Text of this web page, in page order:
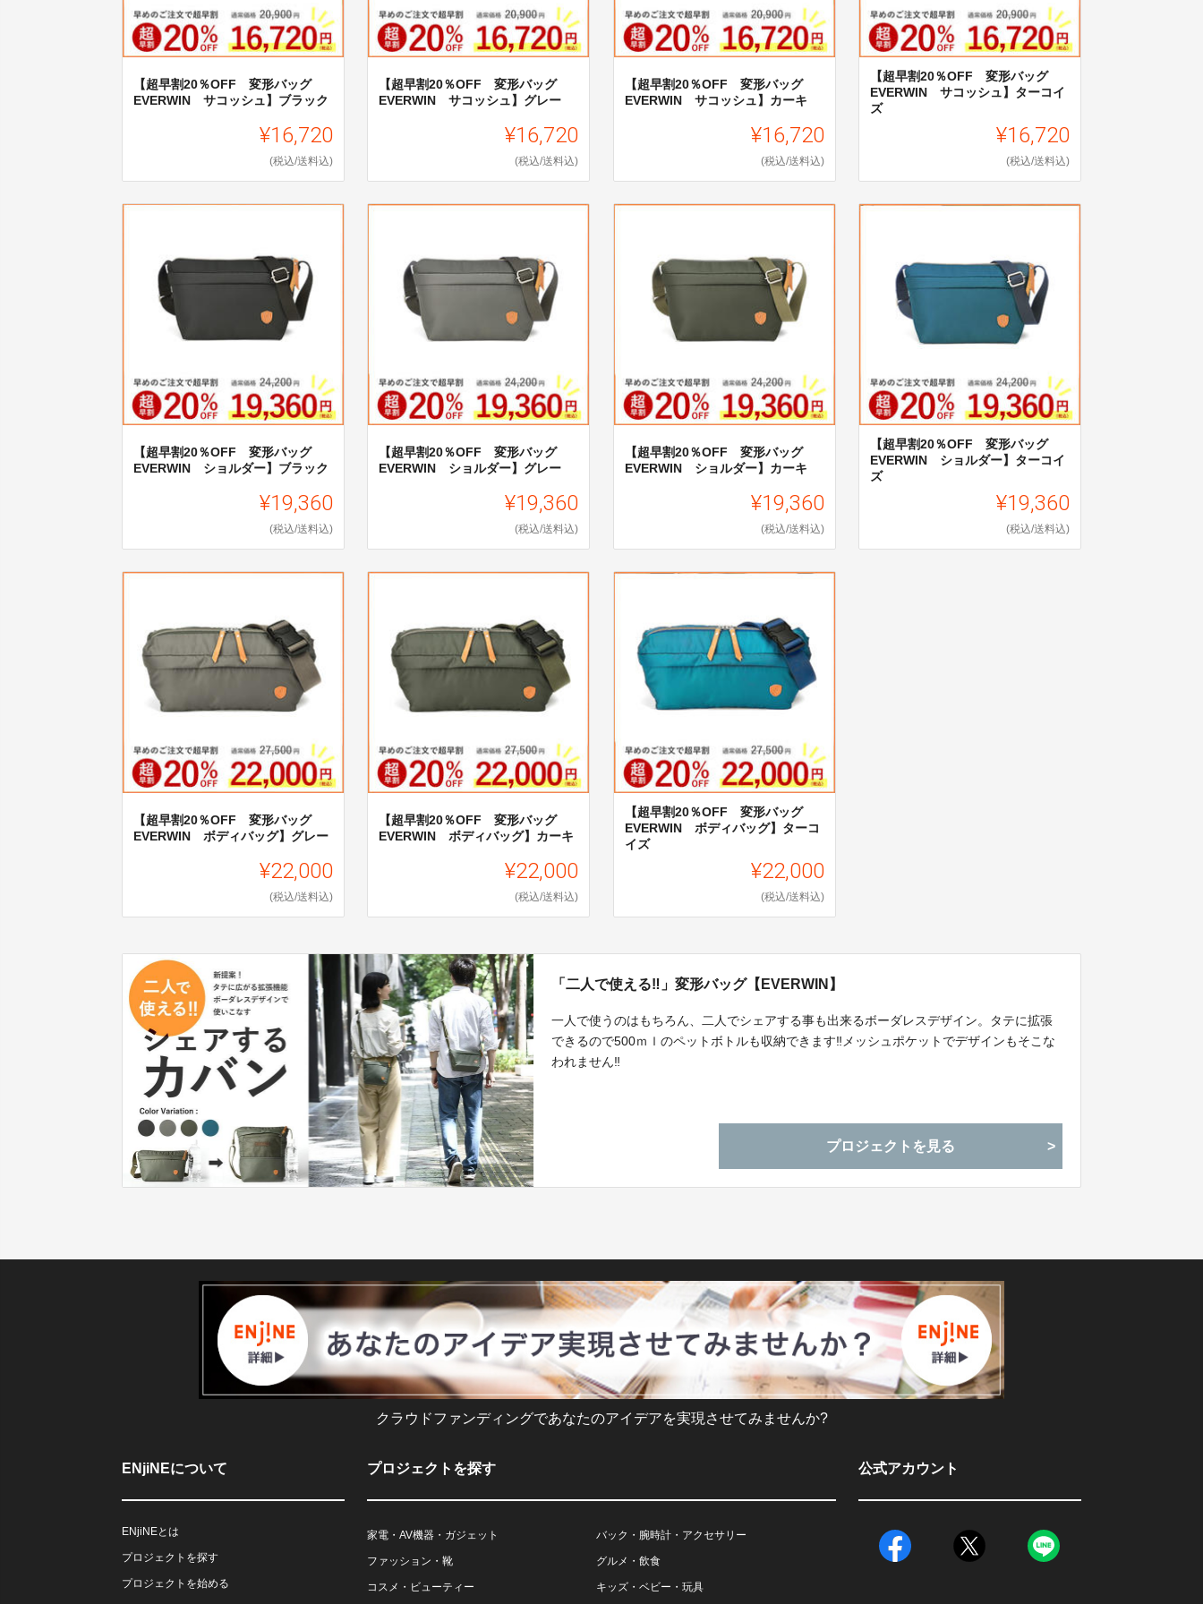
【超早割20％OFF 変形バッグ
EVERWIN サコッシュ】ブラック
¥16,720
(税込/送料込)
【超早割20％OFF 変形バッグ
EVERWIN サコッシュ】グレー
¥16,720
(税込/送料込)
【超早割20％OFF 変形バッグ
EVERWIN サコッシュ】カーキ
¥16,720
(税込/送料込)
【超早割20％OFF 変形バッグ
EVERWIN サコッシュ】ターコイ
ズ
¥16,720
(税込/送料込)
【超早割20％OFF 変形バッグ
EVERWIN ショルダー】ブラック
¥19,360
(税込/送料込)
【超早割20％OFF 変形バッグ
EVERWIN ショルダー】グレー
¥19,360
(税込/送料込)
【超早割20％OFF 変形バッグ
EVERWIN ショルダー】カーキ
¥19,360
(税込/送料込)
【超早割20％OFF 変形バッグ
EVERWIN ショルダー】ターコイ
ズ
¥19,360
(税込/送料込)
【超早割20％OFF 変形バッグ
EVERWIN ボディバッグ】グレー
¥22,000
(税込/送料込)
【超早割20％OFF 変形バッグ
EVERWIN ボディバッグ】カーキ
¥22,000
(税込/送料込)
【超早割20％OFF 変形バッグ
EVERWIN ボディバッグ】ターコ
イズ
¥22,000
(税込/送料込)
「二人で使える‼」変形バッグ【EVERWIN】
一人で使うのはもちろん、二人でシェアする事も出来るボーダレスデザイン。タテに拡張
できるので500ｍｌのペットボトルも収納できます‼メッシュポケットでデザインもそこな
われません‼
プロジェクトを見る
クラウドファンディングであなたのアイデアを実現させてみませんか?
ENjiNEについて
ENjiNEとは
プロジェクトを探す
プロジェクトを始める
プロジェクトを探す
家電・AV機器・ガジェット バック・腕時計・アクセサリー
ファッション・靴 グルメ・飲食
コスメ・ビューティー キッズ・ベビー・玩具
公式アカウント